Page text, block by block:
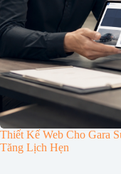
Thiết Kế Web Cho Gara
Tăng Lịch Hẹn